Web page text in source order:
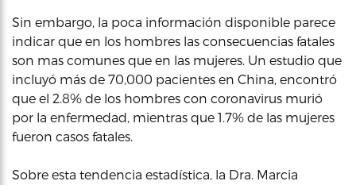
Sin embargo, la poca información disponible parece
indicar que en los hombres las consecuencias fatales
son mas comunes que en las mujeres. Un estudio que
incluyó más de 70,000 pacientes en China, encontró
que el 2.8% de los hombres con coronavirus murió
por la enfermedad, mientras que 1.7% de las mujeres
fueron casos fatales.
Sobre esta tendencia estadística, la Dra. Marcia